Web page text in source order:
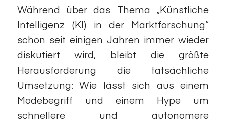
Während über das Thema „Künstliche
Intelligenz (KI) in der Marktforschung“
schon seit einigen Jahren immer wieder
diskutiert wird, bleibt die größte
Herausforderung die tatsächliche
Umsetzung: Wie lässt sich aus einem
Modebegriff und einem Hype um
schnellere und autonomere